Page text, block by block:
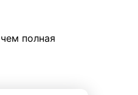
полная